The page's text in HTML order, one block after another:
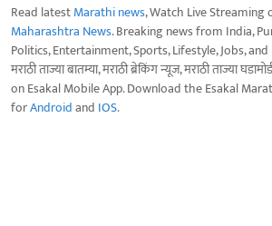
Read latestMarathi news, Watch Live Streaming
Maharashtra News. Breaking news from India,
Politics, Entertainment, Sports, Lifestyle, Jobs,
मराठी ताज्या बातम्या, मराठी ब्रेकिंग न्यूज, मराठी ताज्या
on Esakal Mobile App. Download the Esakal
forAndroidand IOS.